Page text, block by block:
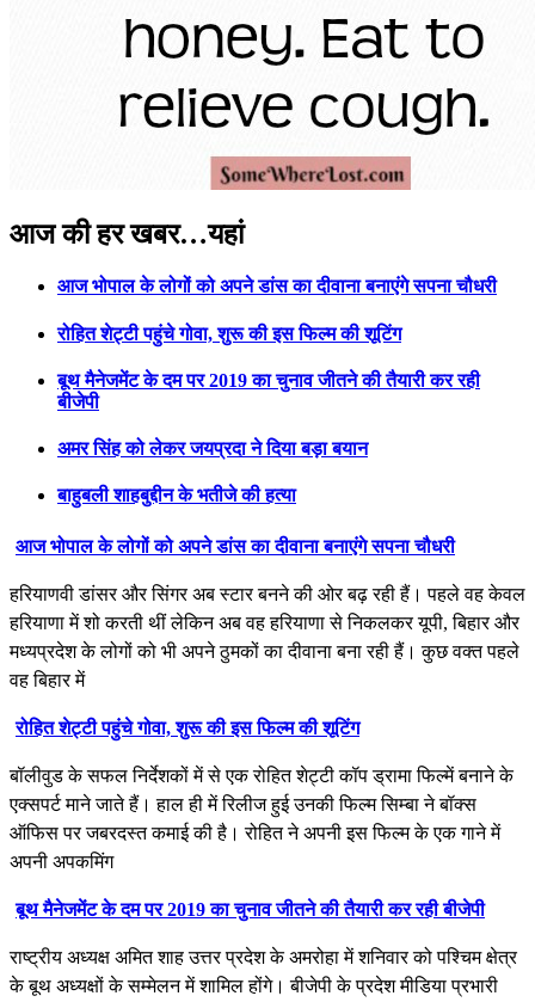
आज की हर खबर…यहां
आज भोपाल के लोगों को अपने डांस का दीवाना बनाएंगे सपना चौधरी
रोहित शेट्टी पहुंचे गोवा, शुरू की इस फिल्म की शूटिंग
बूथ मैनेजमेंट के दम पर 2019 का चुनाव जीतने की तैयारी कर रही
बीजेपी
अमर सिंह को लेकर जयप्रदा ने दिया बड़ा बयान
बाहुबली शाहबुद्दीन के भतीजे की हत्या
आज भोपाल के लोगों को अपने डांस का दीवाना बनाएंगे सपना चौधरी
हरियाणवी डांसर और सिंगर अब स्‍टार बनने की ओर बढ़ रही हैं। पहले वह केवल
हर‍ियाणा में शो करती थीं लेकिन अब वह हरियाणा से निकलकर यूपी, बिहार और
मध्‍यप्रदेश के लोगों को भी अपने ठुमकों का दीवाना बना रही हैं। कुछ वक्‍त पहले
वह बिहार में
रोहित शेट्टी पहुंचे गोवा, शुरू की इस फिल्म की शूटिंग
बॉलीवुड के सफल निर्देशकों में से एक रोहित शेट्टी कॉप ड्रामा फिल्में बनाने के
एक्सपर्ट माने जाते हैं। हाल ही में रिलीज हुई उनकी फिल्म सिम्बा ने बॉक्स
ऑफिस पर जबरदस्त कमाई की है। रोहित ने अपनी इस फिल्म के एक गाने में
अपनी अपकमिंग
बूथ मैनेजमेंट के दम पर 2019 का चुनाव जीतने की तैयारी कर रही बीजेपी
राष्ट्रीय अध्यक्ष अमित शाह उत्तर प्रदेश के अमरोहा में शनिवार को पश्चिम क्षेत्र
के बूथ अध्यक्षों के सम्मेलन में शामिल होंगे। बीजेपी के प्रदेश मीडिया प्रभारी